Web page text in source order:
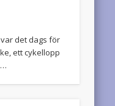
det dags för
ett cykellopp